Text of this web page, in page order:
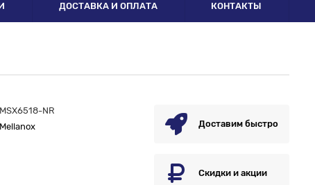
ДОСТАВКА И ОПЛАТА КОНТАКТЫ
MSX6518-NR
Mellanox Доставим быстро
Скидки и акции